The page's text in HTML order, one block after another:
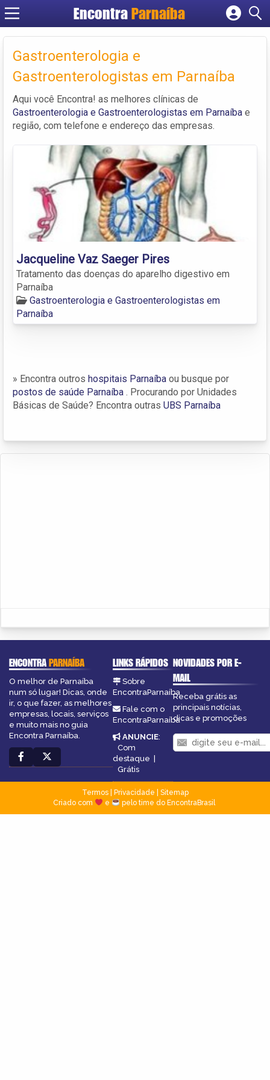
Encontra Parnaíba
Cadastrar empresa
Criar conta
Gastroenterologia e
Gastroenterologistas em Parnaíba
Aqui você Encontra! as melhores clínicas de
Gastroenterologia e Gastroenterologistas em Parnaíba e
região, com telefone e endereço das empresas.
Jacqueline Vaz Saeger Pires
Tratamento das doenças do aparelho digestivo em
Parnaíba
Gastroenterologia e Gastroenterologistas em
Parnaíba
» Encontra outros hospitais Parnaíba ou busque por
postos de saúde Parnaíba . Procurando por Unidades
Básicas de Saúde? Encontra outras UBS Parnaíba
ENCONTRAPARNAÍBA
O melhor de Parnaíba
num só lugar! Dicas, onde
ir, o que fazer, as melhores
empresas, locais, serviços
e muito mais no guia
Encontra Parnaíba.
LINKS RÁPIDOS
Sobre
EncontraParnaíba
Fale com o
EncontraParnaíba
ANUNCIE:
Com
destaque |
Grátis
NOVIDADES POR E-
MAIL
Receba grátis as
principais notícias,
dicas e promoções
Termos| Privacidade
Sitemap
Criado com
e pelo time do EncontraBrasil